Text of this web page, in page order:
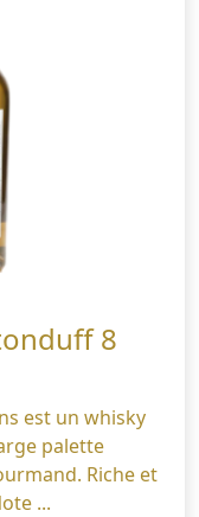
8
est un whisky
palette
Riche et
...